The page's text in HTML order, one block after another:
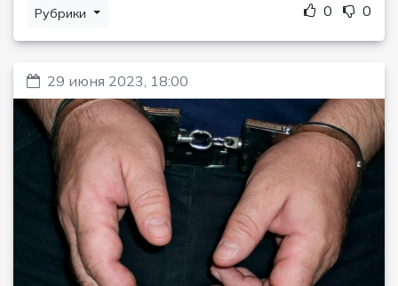
Рубрики 0 0
29 июня 2023, 18:00